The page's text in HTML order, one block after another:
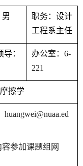
职务：设计
工程系主任
导：
办公室： 6-
221
擦学
huangwei@nuaa.ed
参加课题组网